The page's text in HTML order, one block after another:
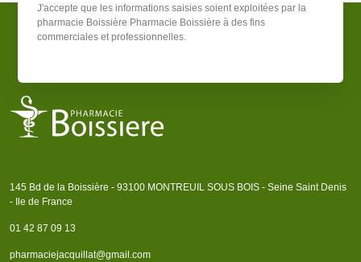
J'accepte que les informations saisies soient exploitées par la
pharmacie Boissière Pharmacie Boissière à des fins
commerciales et professionnelles.
145 Bd de la Boissière - 93100 MONTREUIL SOUS BOIS - Seine Saint Denis
- Ile de France
01 42 87 09 13
pharmaciejacquillat@gmail.com